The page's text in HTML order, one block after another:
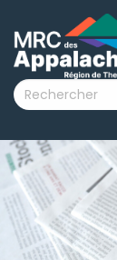
submenu (La
submenu
submenu
submenu
submenu